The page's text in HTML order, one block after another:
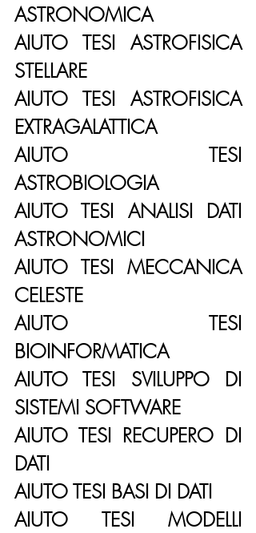
ASTRONOMICA
AIUTO TESI ASTROFISICA
STELLARE
AIUTO TESI ASTROFISICA
EXTRAGALATTICA
AIUTO TESI
ASTROBIOLOGIA
AIUTO TESI ANALISI DATI
ASTRONOMICI
AIUTO TESI MECCANICA
CELESTE
AIUTO TESI
BIOINFORMATICA
AIUTO TESI SVILUPPO DI
SISTEMI SOFTWARE
AIUTO TESI RECUPERO DI
DATI
AIUTO TESI BASI DI DATI
AIUTO TESI MODELLI